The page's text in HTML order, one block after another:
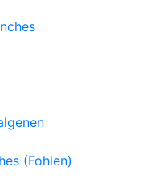
(Fohlen)